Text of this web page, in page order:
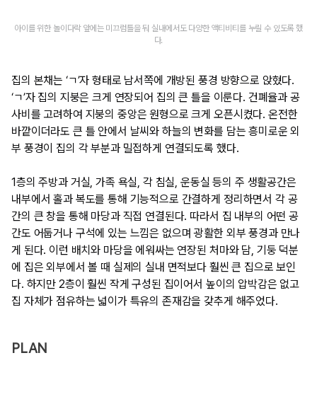
아이를 위한 놀이다락 앞에는 미끄럼틀을 둬 실내에서도 다양한 액티비티를 누릴 수 있도록 했
다.
집의 본채는 ‘ㄱ’자 형태로 남서쪽에 개방된 풍경 방향으로 앉혔다.
‘ㄱ’자 집의 지붕은 크게 연장되어 집의 큰 틀을 이룬다. 건폐율과 공
사비를 고려하여 지붕의 중앙은 원형으로 크게 오픈시켰다. 온전한
바깥이더라도 큰 틀 안에서 날씨와 하늘의 변화를 담는 흥미로운 외
부 풍경이 집의 각 부분과 밀접하게 연결되도록 했다.
1층의 주방과 거실, 가족 욕실, 각 침실, 운동실 등의 주 생활공간은
내부에서 홀과 복도를 통해 기능적으로 간결하게 정리하면서 각 공
간의 큰 창을 통해 마당과 직접 연결된다. 따라서 집 내부의 어떤 공
간도 어둡거나 구석에 있는 느낌은 없으며 광활한 외부 풍경과 만나
게 된다. 이런 배치와 마당을 에워싸는 연장된 처마와 담, 기둥 덕분
에 집은 외부에서 볼 때 실제의 실내 면적보다 훨씬 큰 집으로 보인
다. 하지만 2층이 훨씬 작게 구성된 집이어서 높이의 압박감은 없고
집 자체가 점유하는 넓이가 특유의 존재감을 갖추게 해주었다.
PLAN